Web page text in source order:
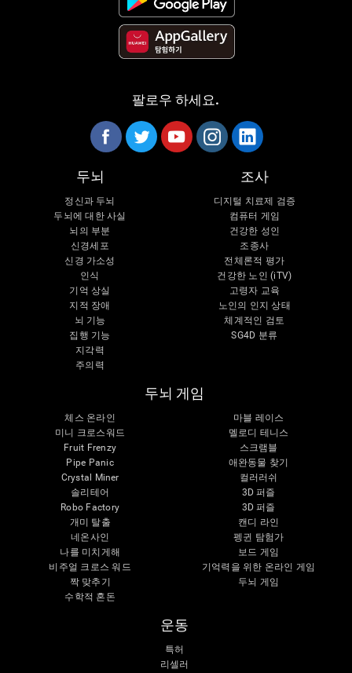
팔로우 하세요.
두뇌
정신과 두뇌
두뇌에 대한 사실
뇌의 부분
신경세포
신경 가소성
인식
기억 상실
지적 장애
뇌 기능
집행 기능
지각력
주의력
조사
디지털 치료제 검증
컴퓨터 게임
건강한 성인
조종사
전체론적 평가
건강한 노인 (iTV)
고령자 교육
노인의 인지 상태
체계적인 검토
SG4D 분류
두뇌 게임
체스 온라인
미니 크로스워드
Fruit Frenzy
Pipe Panic
Crystal Miner
솔리테어
Robo Factory
개미 탈출
네온사인
나를 미치게해
비주얼 크로스 워드
짝 맞추기
수학적 혼돈
마블 레이스
멜로디 테니스
스크램블
애완동물 찾기
컬러러쉬
3D 퍼즐
3D 퍼즐
캔디 라인
펭귄 탐험가
보드 게임
기억력을 위한 온라인 게임
두뇌 게임
운동
특허
리셀러